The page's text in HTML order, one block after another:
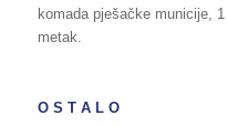
komada pješačke municije,
metak.
O S T A L O